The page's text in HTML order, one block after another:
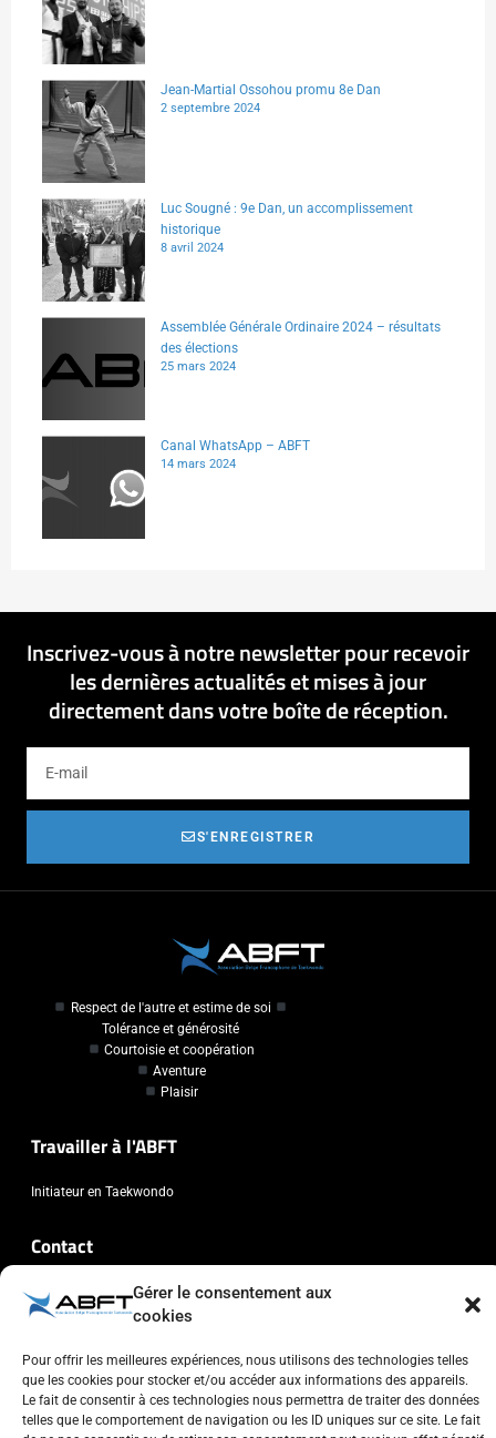
Gérer le consentement aux
cookies
Pour offrir les meilleures expériences, nous utilisons des technologies telles
que les cookies pour stocker et/ou accéder aux informations des appareils.
Le fait de consentir à ces technologies nous permettra de traiter des données
telles que le comportement de navigation ou les ID uniques sur ce site. Le fait
Jean-Martial Ossohou promu 8e Dan
2 septembre 2024
Luc Sougné : 9e Dan, un accomplissement
historique
8 avril 2024
Assemblée Générale Ordinaire 2024 – résultats
des élections
25 mars 2024
Canal WhatsApp – ABFT
14 mars 2024
Inscrivez-vous à notre newsletter pour recevoir
les dernières actualités et mises à jour
directement dans votre boîte de réception.
S'ENREGISTRER
Respect de l'autre et estime de soi
Tolérance et générosité
Courtoisie et coopération
Aventure
Plaisir
Travailler à l'ABFT
Initiateur en Taekwondo
Contact
Association Belge Francophone de Taekwondo
Chaussée de Wavre, 2057 - 1160 Auderghem
+32 (0)2 347 34 77